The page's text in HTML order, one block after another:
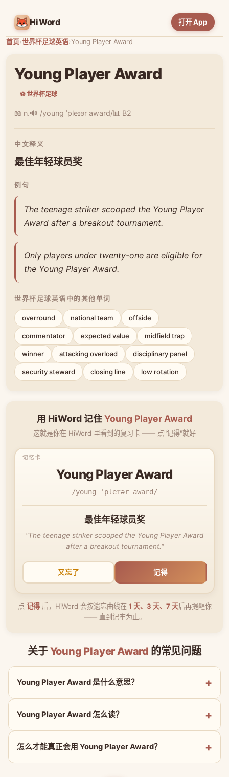
HiWord 打开 App
首页›世界杯足球英语›Young Player Award
Young Player Award
⚽ 世界杯足球
📖 n.🔊 /young ˈpleɪər award/📊 B2
中文释义
最佳年轻球员奖
例句
The teenage striker scooped the Young Player
Award after a breakout tournament.
Only players under twenty-one are eligible for
the Young Player Award.
世界杯足球英语中的其他单词
overround national team offside
commentator expected value midfield trap
winner attacking overload disciplinary panel
security steward closing line low rotation
用 HiWord 记住Young Player Award
这就是你在 HiWord 里看到的复习卡 —— 点"记得"就好
Young Player Award
/young ˈpleɪər award/
最佳年轻球员奖
"The teenage striker scooped the Young Player Award
after a breakout tournament."
又忘了 记得
点 记得后，HiWord 会按遗忘曲线在 1 天、3 天、7 天后再提醒你
—— 直到记牢为止。
关于Young Player Award 的常见问题
Young Player Award 是什么意思？
Young Player Award 怎么读？
怎么才能真正会用 Young Player Award？